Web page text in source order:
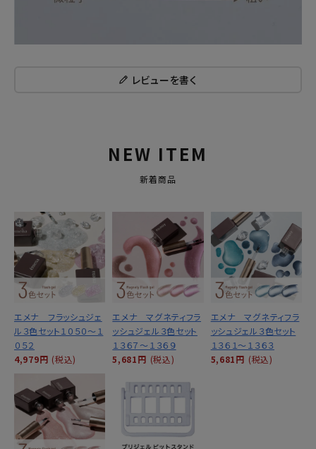
レビューを書く
NEW ITEM
新着商品
エメナ フラッシュジェ
ル３色セット１０５０～１
０５２
4,979円 (税込)
エメナ マグネティフラ
ッシュジェル３色セット
１３６７～１３６９
5,681円 (税込)
エメナ マグネティフラ
ッシュジェル３色セット
１３６１～１３６３
5,681円 (税込)